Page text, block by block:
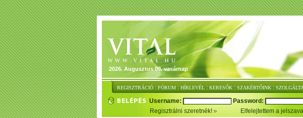
2026. Augusztus 09. vasárnap
REGISZTRÁCIÓ : FÓRUM : HÍRLEVÉL : KERESŐK : SZAKÉRTŐINK :
Username: Password:
Regisztrálni szeretnék!
Elfelejtettem a